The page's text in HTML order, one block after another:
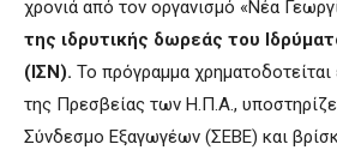
χρονιά από τον οργανισμό «Νέα
της ιδρυτικής δωρεάς του
(ΙΣΝ). Το πρόγραμμα
της Πρεσβείας των Η.Π.Α.,
Σύνδεσμο Εξαγωγέων (ΣΕΒΕ) και